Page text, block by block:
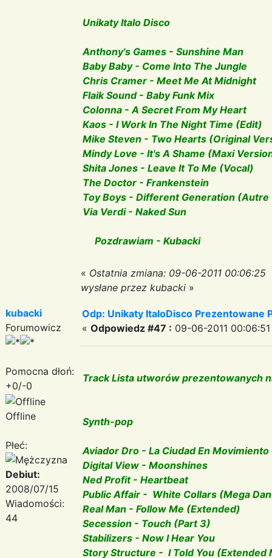
Unikaty Italo Disco
Anthony's Games - Sunshine Man
Baby Baby - Come Into The Jungle
Chris Cramer - Meet Me At Midnight
Flaik Sound - Baby Funk Mix
Colonna - A Secret From My Heart
Kaos - I Work In The Night Time (Edit)
Mike Steven - Two Hearts (Original
Mindy Love - It's A Shame (Maxi
Shita Jones - Leave It To Me (Vocal)
The Doctor - Frankenstein
Toy Boys - Different Generation (Autre
Via Verdi - Naked Sun
Pozdrawiam - Kubacki
« Ostatnia zmiana: 09-06-2011 00:06:25
wysłane przez kubacki »
kubacki
Forumowicz
Pomocna dłoń:
+0/-0
Offline
Płeć:
Debiut:
2008/07/15
Wiadomości:
44
Odp: Unikaty ItaloDisco Prezentowane
« Odpowiedz #47 : 09-06-2011
Track Lista utworów prezentowanych
Synth-pop
Aviador Dro - La Ciudad En Movimiento
Digital View - Moonshines
Ned Profit - Heartbeat
Public Affair - White Collars (Mega
Real Man - Follow Me (Extended)
Secession - Touch (Part 3)
Stabilizers - Now I Hear You
Story Structure - I Told You (Extended